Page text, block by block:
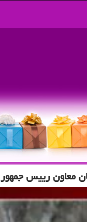
معاون رییس جمهور